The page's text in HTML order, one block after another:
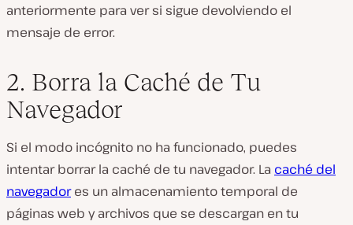
anteriormente para ver si sigue devolviendo el
mensaje de error.
2. Borra la Caché de Tu
Navegador
Si el modo incógnito no ha funcionado, puedes
intentar borrar la caché de tu navegador. La caché del
navegadores un almacenamiento temporal de
páginas web y archivos que se descargan en tu